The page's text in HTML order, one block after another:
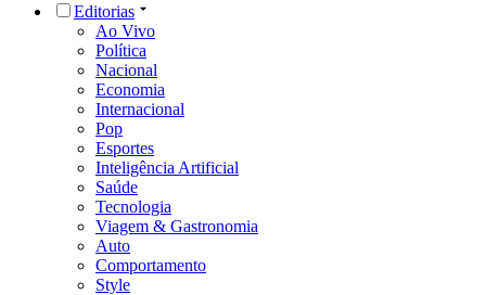
Editorias
Ao Vivo
Política
Nacional
Economia
Internacional
Pop
Esportes
Inteligência Artificial
Saúde
Tecnologia
Viagem & Gastronomia
Auto
Comportamento
Style